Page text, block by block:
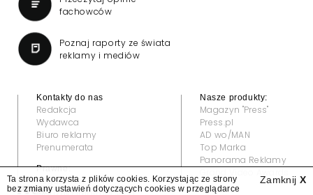
fachowców
Poznaj raporty ze świata
reklamy i mediów
Kontakty do nas
Redakcja
Wydawca
Biuro reklamy
Prenumerata
Prawne:
Regulamin
Nasze produkty:
Magazyn "Press"
Press.pl
AD wo/MAN
Top Marka
Panorama Reklamy
Zamknij X
Ta strona korzysta z plików cookies. Korzystając ze strony
bez zmiany ustawień dotyczących cookies w przeglądarce